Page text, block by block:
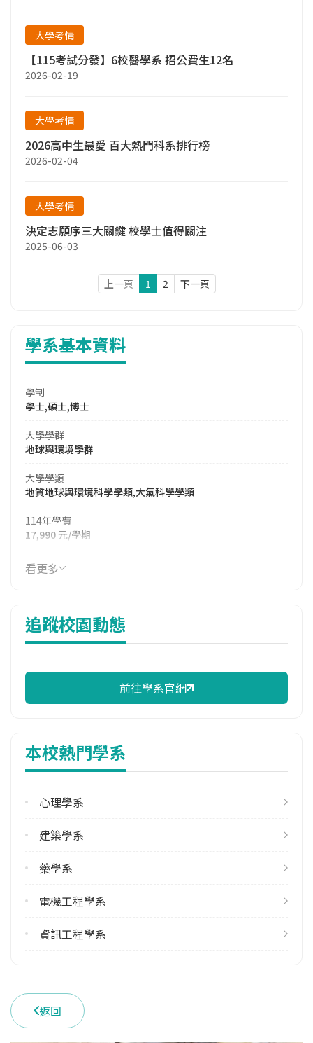
大學考情
【115考試分發】6校醫學系 招公費生12名
2026-02-19
大學考情
2026高中生最愛 百大熱門科系排行榜
2026-02-04
大學考情
決定志願序三大關鍵 校學士值得關注
2025-06-03
上一頁 1 2 下一頁
學系基本資料
學制
學士,碩士,博士
大學學群
地球與環境學群
大學學類
地質地球與環境科學學類,大氣科學學類
114年學費
17,990 元/學期
114年雜費
11,260 元/學期
96.43%
修輔系人數
113學年度下學期
雙主修人數
113學年度上學期
21
學系電話
臺南市東區大學路1號
看更多
追蹤校園動態
前往學系官網
本校熱門學系
心理學系
建築學系
藥學系
電機工程學系
資訊工程學系
返回